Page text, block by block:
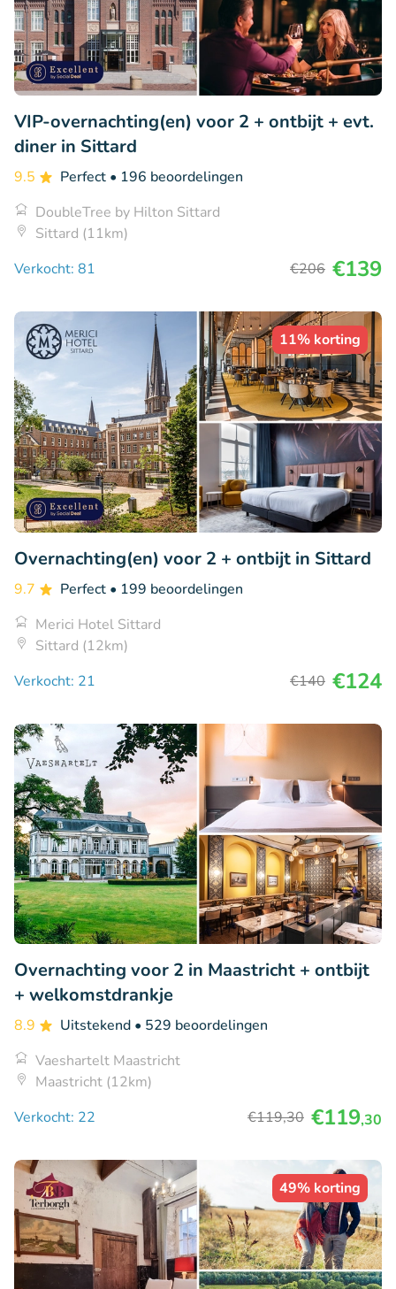
VIP-overnachting(en) voor 2 + ontbijt + evt.
diner in Sittard
9.5 Perfect • 196 beoordelingen
DoubleTree by Hilton Sittard
Sittard (11km)
Verkocht: 81
€206 €139
11% korting
Overnachting(en) voor 2 + ontbijt in Sittard
9.7 Perfect • 199 beoordelingen
Merici Hotel Sittard
Sittard (12km)
Verkocht: 21
€140 €124
Overnachting voor 2 in Maastricht + ontbijt
+ welkomstdrankje
8.9 Uitstekend • 529 beoordelingen
Vaeshartelt Maastricht
Maastricht (12km)
Verkocht: 22
€119,30 €119,30
49% korting